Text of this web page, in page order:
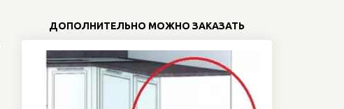
ДОПОЛНИТЕЛЬНО МОЖНО ЗАКАЗАТЬ